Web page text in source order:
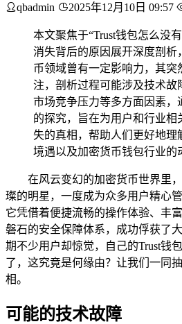
qbadmin 2025年12月10日 09:57
本文聚焦于“Trust钱包怎么没
消失背后的原因展开深度剖析
币领域曾有一定影响力，其突
注，剖析过程可能涉及技术故
市场竞争压力等多方面因素，
的探究，旨在为用户和行业相
失的真相，帮助人们更好地理
境遇以及加密货币钱包行业的
在风云变幻的加密货币世界里
璨的明星，一度成为众多用户精心
它凭借着便捷流畅的操作体验、丰
磐石的安全保障体系，成功俘获了
期不少用户却惊觉，自己的Trust钱
了，这究竟是何缘由？让我们一同
相。
可能的技术故障